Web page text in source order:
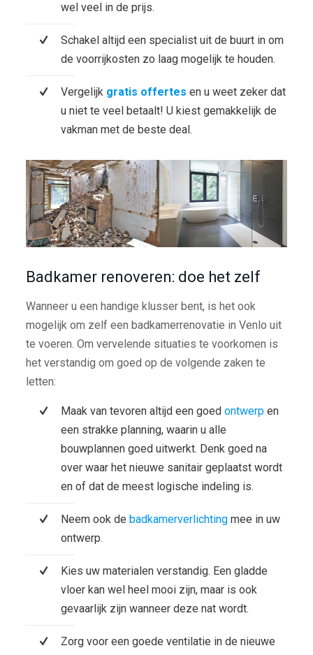
wel veel in de prijs.
Schakel altijd een specialist uit de buurt in om
de voorrijkosten zo laag mogelijk te houden.
Vergelijk gratis offertes en u weet zeker dat
u niet te veel betaalt! U kiest gemakkelijk de
vakman met de beste deal.
Badkamer renoveren: doe het zelf
Wanneer u een handige klusser bent, is het ook
mogelijk om zelf een badkamerrenovatie in Venlo uit
te voeren. Om vervelende situaties te voorkomen is
het verstandig om goed op de volgende zaken te
letten:
Maak van tevoren altijd een goed ontwerp en
een strakke planning, waarin u alle
bouwplannen goed uitwerkt. Denk goed na
over waar het nieuwe sanitair geplaatst wordt
en of dat de meest logische indeling is.
Neem ook de badkamerverlichtingmee in uw
ontwerp.
Kies uw materialen verstandig. Een gladde
vloer kan wel heel mooi zijn, maar is ook
gevaarlijk zijn wanneer deze nat wordt.
Zorg voor een goede ventilatie in de nieuwe